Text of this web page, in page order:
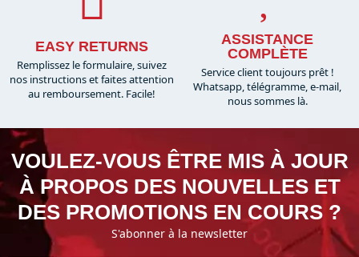
EASY RETURNS
Remplissez le formulaire, suivez
nos instructions et faites attention
au remboursement. Facile!
ASSISTANCE
COMPLÈTE
Service client toujours prêt !
Whatsapp, télégramme, e-mail,
nous sommes là.​
VOULEZ-VOUS ÊTRE MIS À JOUR
À PROPOS DES NOUVELLES ET
DES PROMOTIONS EN COURS ?
S'abonner à la newsletter